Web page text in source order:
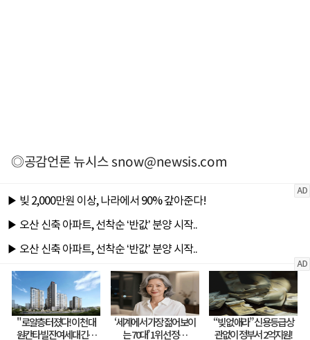
◎공감언론 뉴시스snow@newsis.com